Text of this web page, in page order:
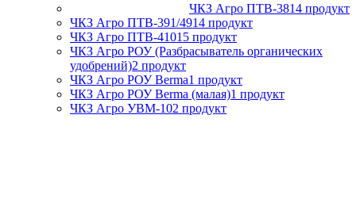
ЧКЗ Агро ПТВ-3814 продукт
ЧКЗ Агро ПТВ-391/4914 продукт
ЧКЗ Агро ПТВ-4101 5 продукт
ЧКЗ Агро РОУ (Разбрасыватель органических
удобрений)2 продукт
ЧКЗ Агро РОУ Berma1 продукт
ЧКЗ Агро РОУ Berma (малая)1 продукт
ЧКЗ Агро УВМ-102 продукт